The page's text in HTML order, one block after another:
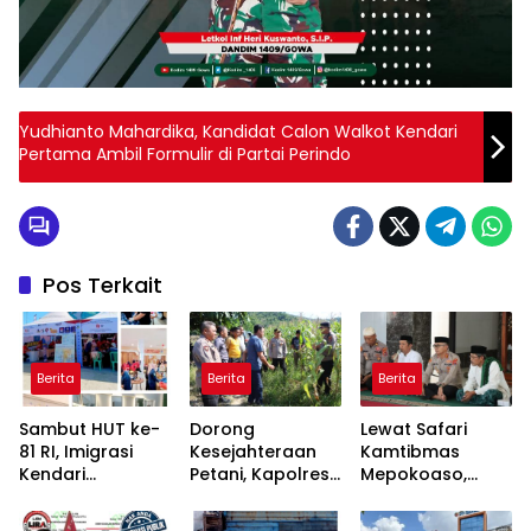
Yudhianto Mahardika, Kandidat Calon Walkot Kendari
Pertama Ambil Formulir di Partai Perindo
Pos Terkait
Berita
Sambut HUT ke-
81 RI, Imigrasi
Kendari
Bareng Pemkab
Berita
Dorong
Kesejahteraan
Petani, Kapolres
Langsung ke
Berita
Lewat Safari
Kamtibmas
Mepokoaso,
Serap Aspirasi